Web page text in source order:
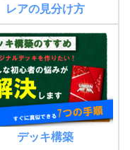
レアの見分け方
デッキ構築